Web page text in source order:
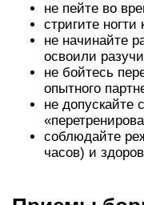
не пейте во
стригите ногти
не начинайте
освоили
не бойтесь
опытного
не допускайте
соблюдайте
часов) и